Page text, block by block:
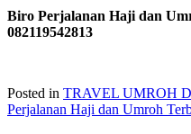
Biro Perjalanan Haji dan
082119542813
Posted in TRAVEL UMROH
Perjalanan Haji dan Umroh